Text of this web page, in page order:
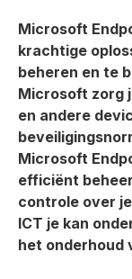
Microsoft
krachtige
beheren en te
Microsoft zorg
en andere
Microsoft
efficiënt
controle over
ICT je kan
het onderhoud